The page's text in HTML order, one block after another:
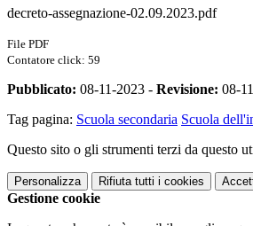
decreto-assegnazione-02.09.2023.pdf
File PDF
Contatore click: 59
Pubblicato: 08-11-2023 - Revisione: 08-
Tag pagina: Scuola secondaria Scuola
Questo sito o gli strumenti terzi da questo
Personalizza Rifiuta tutti i cookies
Gestione cookie